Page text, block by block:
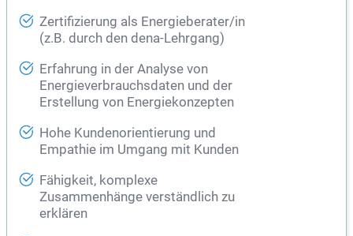
Zertifizierung als Energieberater/in
(z.B. durch den dena-Lehrgang)
Erfahrung in der Analyse von
Energieverbrauchsdaten und der
Erstellung von Energiekonzepten
Hohe Kundenorientierung und
Empathie im Umgang mit Kunden
Fähigkeit, komplexe
Zusammenhänge verständlich zu
erklären